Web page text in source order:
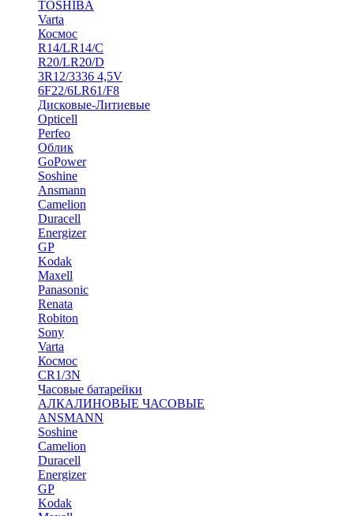
TOSHIBA
Varta
Космос
R14/LR14/C
R20/LR20/D
3R12/3336 4,5V
6F22/6LR61/F8
Дисковые-Литиевые
Opticell
Perfeo
Облик
GoPower
Soshine
Ansmann
Camelion
Duracell
Energizer
GP
Kodak
Maxell
Panasonic
Renata
Robiton
Sony
Varta
Космос
CR1/3N
Часовые батарейки
АЛКАЛИНОВЫЕ ЧАСОВЫЕ
ANSMANN
Soshine
Camelion
Duracell
Energizer
GP
Kodak